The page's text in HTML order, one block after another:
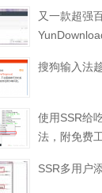
又一款超强
搜狗输入法
使用SSR给
法，附免费
SSR多用户